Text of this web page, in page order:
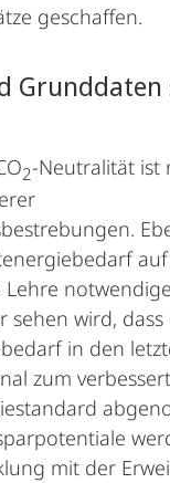
geschaffen.
Grunddaten
2-Neutralität ist
sehen wird, dass
in den
zum
mit der